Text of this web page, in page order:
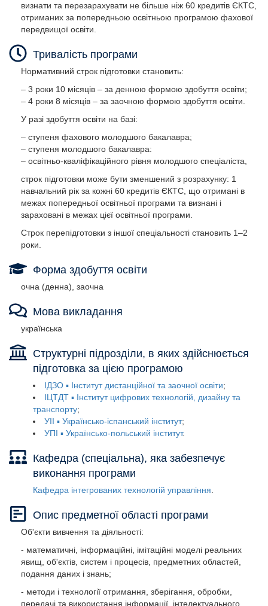
визнати та перезарахувати не більше ніж 60 кредитів ЄКТС,
отриманих за попередньою освітньою програмою фахової
передвищої освіти.
Тривалість програми
Нормативний строк підготовки становить:
– 3 роки 10 місяців – за денною формою здобуття освіти;
– 4 роки 8 місяців – за заочною формою здобуття освіти.
У разі здобуття освіти на базі:
– ступеня фахового молодшого бакалавра;
– ступеня молодшого бакалавра:
– освітньо-кваліфікаційного рівня молодшого спеціаліста,
строк підготовки може бути зменшений з розрахунку: 1
навчальний рік за кожні 60 кредитів ЄКТС, що отримані в
межах попередньої освітньої програми та визнані і
зараховані в межах цієї освітньої програми.
Строк перепідготовки з іншої спеціальності становить 1–2
роки.
Форма здобуття освіти
очна (денна), заочна
Мова викладання
українська
Структурні підрозділи, в яких здійснюється
підготовка за цією програмою
ІДЗО ▪ Інститут дистанційної та заочної освіти
ІЦТДТ ▪ Інститут цифрових технологій, дизайну та
транспорту
УІІ ▪ Українсько-іспанський інститут
УПІ ▪ Українсько-польський інститут
Кафедра (спеціальна), яка забезпечує
виконання програми
Кафедра інтегрованих технологій управління
Опис предметної області програми
Об'єкти вивчення та діяльності:
- математичні, інформаційні, імітаційні моделі реальних
явищ, об'єктів, систем і процесів, предметних областей,
подання даних і знань;
- методи і технології отримання, зберігання, обробки,
передачі та використання інформації, інтелектуального